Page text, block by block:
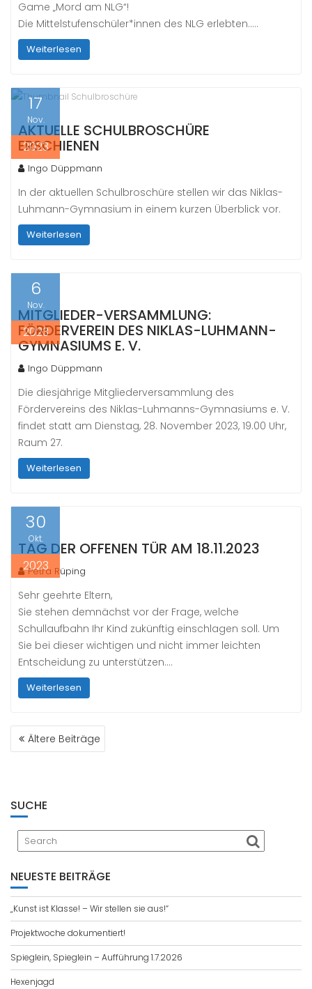
Game „Mord am NLG“!
Die Mittelstufenschüler*innen des NLG erlebten…..
Weiterlesen
17
Nov.
2023
AKTUELLE SCHULBROSCHÜRE
ERSCHIENEN
Ingo Düppmann
In der aktuellen Schulbroschüre stellen wir das Niklas-
Luhmann-Gymnasium in einem kurzen Überblick vor.
Weiterlesen
6
Nov.
2023
MITGLIEDER-VERSAMMLUNG:
FÖRDERVEREIN DES NIKLAS-LUHMANN-
GYMNASIUMS E. V.
Ingo Düppmann
Die diesjährige Mitgliederversammlung des
Fördervereins des Niklas-Luhmanns-Gymnasiums e. V.
findet statt am Dienstag, 28. November 2023, 19.00 Uhr,
Raum 27.
Weiterlesen
30
Okt.
2023
TAG DER OFFENEN TÜR AM 18.11.2023
Petra Rüping
Sehr geehrte Eltern,
Sie stehen demnächst vor der Frage, welche
Schullaufbahn Ihr Kind zukünftig einschlagen soll. Um
Sie bei dieser wichtigen und nicht immer leichten
Entscheidung zu unterstützen….
Weiterlesen
BEITRAGSNAVIGATION
Ältere Beiträge
SUCHE
NEUESTE BEITRÄGE
„Kunst ist Klasse! – Wir stellen sie aus!“
Projektwoche dokumentiert!
Spieglein, Spieglein – Aufführung 1.7.2026
Hexenjagd